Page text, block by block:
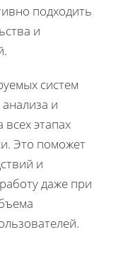
подходить
и
систем
и
этапах
Это поможет
и
даже при